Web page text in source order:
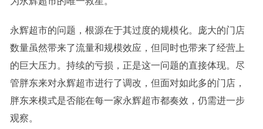
永辉超市的问题，根源在于其过度的规模化。庞大的门店
数量虽然带来了流量和规模效应，但同时也带来了经营上
的巨大压力。持续的亏损，正是这一问题的直接体现。尽
管胖东来对永辉超市进行了调改，但面对如此多的门店，
胖东来模式是否能在每一家永辉超市都奏效，仍需进一步
观察。